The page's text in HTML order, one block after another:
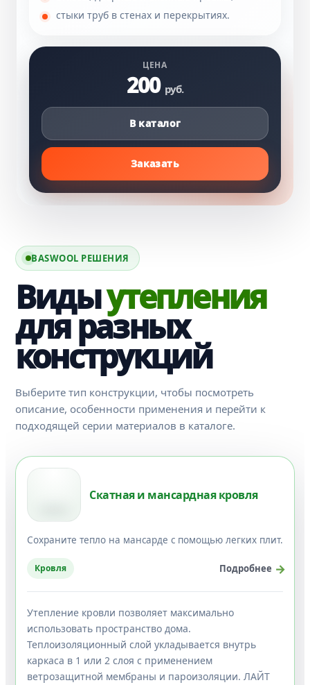
стыки труб в стенах и перекрытиях.
ЦЕНА
200 руб.
В каталог
Заказать
BASWOOL РЕШЕНИЯ
Видыутепления
для разных
конструкций
Выберите тип конструкции, чтобы посмотреть
описание, особенности применения и перейти к
подходящей серии материалов в каталоге.
Скатная и мансардная кровля
Сохраните тепло на мансарде с помощью легких плит.
Кровля Подробнее
Утепление кровли позволяет максимально
использовать пространство дома.
Теплоизоляционный слой укладывается внутрь
каркаса в 1 или 2 слоя с применением
ветрозащитной мембраны и пароизоляции. ЛАЙТ